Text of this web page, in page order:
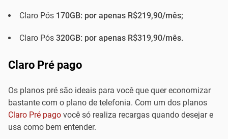
Claro Pós 170GB: por apenas R$219,90/mês;
Claro Pós 320GB: por apenas R$319,90/mês.
Claro Pré pago
Os planos pré são ideais para você que quer economizar
bastante com o plano de telefonia. Com um dos planos
Claro Pré pago você só realiza recargas quando desejar e
usa como bem entender.